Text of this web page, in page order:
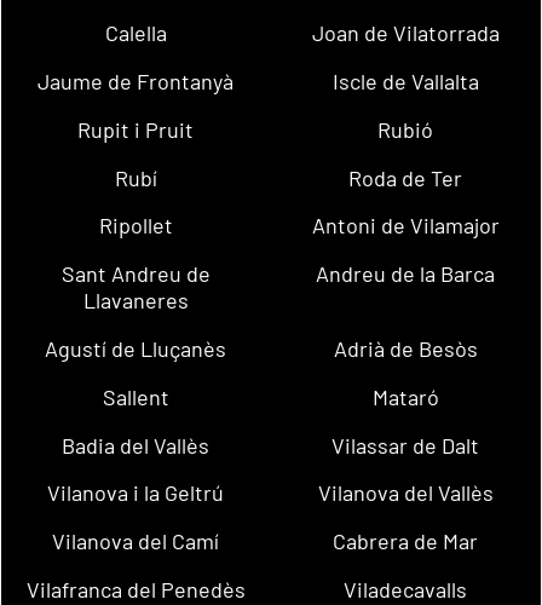
Calella
Joan de Vilatorrada
Jaume de Frontanyà
Iscle de Vallalta
Rupit i Pruit
Rubió
Rubí
Roda de Ter
Ripollet
Antoni de Vilamajor
Sant Andreu de
Llavaneres
Andreu de la Barca
Agustí de Lluçanès
Adrià de Besòs
Sallent
Mataró
Badia del Vallès
Vilassar de Dalt
Vilanova i la Geltrú
Vilanova del Vallès
Vilanova del Camí
Cabrera de Mar
Vilafranca del Penedès
Viladecavalls